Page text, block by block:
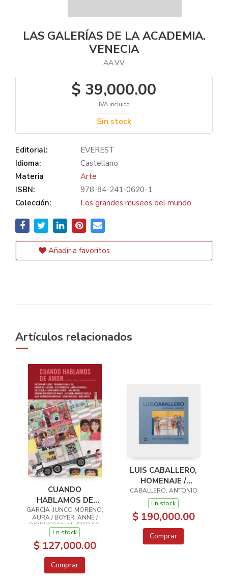
LAS GALERÍAS DE LA ACADEMIA.
VENECIA
AA.VV
$ 39,000.00
IVA incluido
Sin stock
Editorial:
EVEREST
Idioma:
Castellano
Materia
Arte
ISBN:
978-84-241-0620-1
Colección:
Los grandes museos del mundo
Añadir a favoritos
Artículos relacionados
CUANDO
HABLAMOS DE
AMOR
GARCÍA-JUNCO MORENO,
AURA / BOYER, ANNE /
DIDRIKSSON MURIEDAS,
JULIA / VALENCIA TRIANA,
MARGARITA / SEGURA
VERA, NALLELY YOLANDA /
GUERRERO MC MANUS,
SIOBHAN FENELLA /
MIGUEL SANTOS, LUNA /
En stock
$ 127,000.00
Comprar
LUIS CABALLERO,
HOMENAJE /
HOMAGE
CABALLERO, ANTONIO
En stock
$ 190,000.00
Comprar